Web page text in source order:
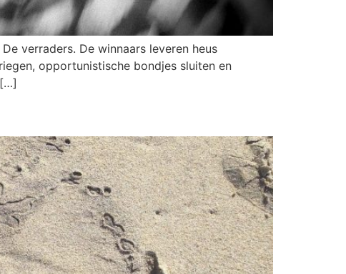
verraders. De winnaars leveren heus
opportunistische bondjes sluiten en